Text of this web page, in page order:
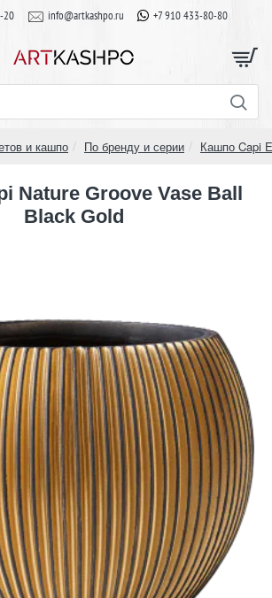
20 info@artkashpo.ru +7 910 433-80-80
и кашпо По бренду и серии Кашпо Capi
Nature Groove Vase Ball
Black Gold